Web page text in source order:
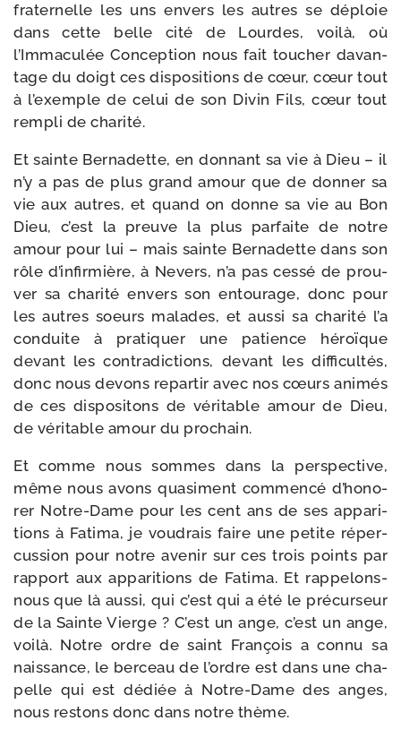
fra­ter­nelle les uns envers les autres se déploie
dans cette belle cité de Lourdes, voi­là, où
l’Immaculée Conception nous fait tou­cher davan­
tage du doigt ces dis­po­si­tions de cœur, cœur tout
à l’exemple de celui de son Divin Fils, cœur tout
rem­pli de charité.
Et sainte Bernadette, en don­nant sa vie à Dieu – il
n’y a pas de plus grand amour que de don­ner sa
vie aux autres, et quand on donne sa vie au Bon
Dieu, c’est la preuve la plus par­faite de notre
amour pour lui – mais sainte Bernadette dans son
rôle d’in­fir­mière, à Nevers, n’a pas ces­sé de prou­
ver sa cha­ri­té envers son entou­rage, donc pour
les autres soeurs malades, et aus­si sa cha­ri­té l’a
conduite à pra­ti­quer une patience héroïque
devant les contra­dic­tions, devant les dif­fi­cul­tés,
donc nous devons repar­tir avec nos cœurs ani­més
de ces dis­po­si­tons de véri­table amour de Dieu,
de véri­table amour du prochain.
Et comme nous sommes dans la pers­pec­tive,
même nous avons qua­si­ment com­men­cé d’ho­no­
rer Notre-​Dame pour les cent ans de ses appa­ri­
tions à Fatima, je vou­drais faire une petite réper­
cus­sion pour notre ave­nir sur ces trois points par
rap­port aux appa­ri­tions de Fatima. Et rappelons-​
nous que là aus­si, qui c’est qui a été le pré­cur­seur
de la Sainte Vierge ? C’est un ange, c’est un ange,
voi­là. Notre ordre de saint François a connu sa
nais­sance, le ber­ceau de l’ordre est dans une cha­
pelle qui est dédiée à Notre-​Dame des anges,
nous res­tons donc dans notre thème.